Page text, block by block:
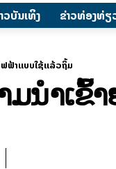
ວບັນເທິງ ຂ່າວທ່ອງທ່ຽ
ຟຟ້າແບບໃຊ້ແລ້ວຖິ້ມ
ນຳເຂົ້